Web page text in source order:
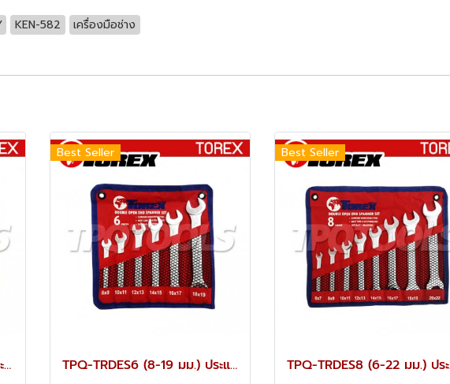
KEN-582 เครื่องมือช่าง
TPQ-TRDES12 (6-32 มม.) ประแจปากตายชุด 12 ตัว TOREX
Best Seller
TPQ-TRDES6 (8-19 มม.) ประแจปากตายชุด 6 ตัว TOREX
Best Seller
TPQ-